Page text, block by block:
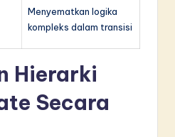
Menyematkan logika
kompleks dalam transisi
Hierarki
Secara